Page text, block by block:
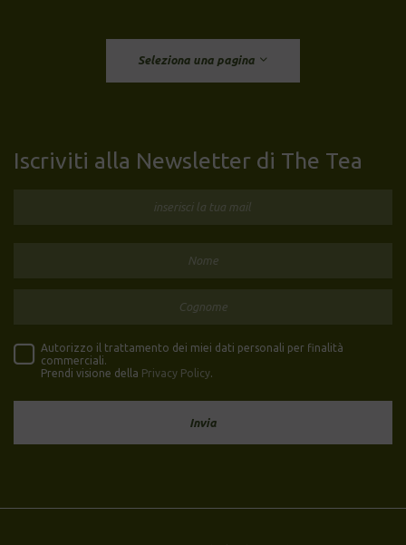
Seleziona una pagina
Iscriviti alla Newsletter di The Tea
Autorizzo il trattamento dei miei dati personali per finalità
commerciali.
Prendi visione della Privacy Policy.